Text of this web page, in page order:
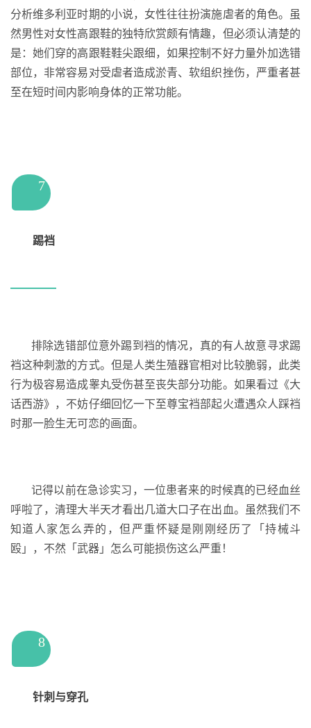
分析维多利亚时期的小说，女性往往扮演施虐者的角色。虽
然男性对女性高跟鞋的独特欣赏颇有情趣，但必须认清楚的
是：她们穿的高跟鞋鞋尖跟细，如果控制不好力量外加选错
部位，非常容易对受虐者造成淤青、软组织挫伤，严重者甚
至在短时间内影响身体的正常功能。
7
踢裆
排除选错部位意外踢到裆的情况，真的有人故意寻求踢
裆这种刺激的方式。但是人类生殖器官相对比较脆弱，此类
行为极容易造成睾丸受伤甚至丧失部分功能。如果看过《大
话西游》，不妨仔细回忆一下至尊宝裆部起火遭遇众人踩裆
时那一脸生无可恋的画面。
记得以前在急诊实习，一位患者来的时候真的已经血丝
呼啦了，清理大半天才看出几道大口子在出血。虽然我们不
知道人家怎么弄的，但严重怀疑是刚刚经历了「持械斗
殴」，不然「武器」怎么可能损伤这么严重！
8
针刺与穿孔